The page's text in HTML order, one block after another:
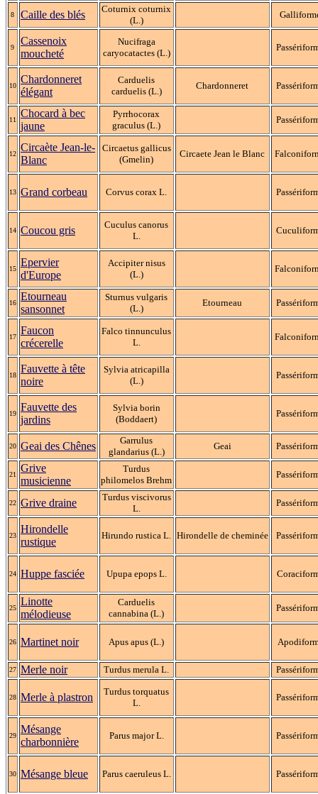
8 Caille des blés
Coturnix coturnix
(L.)
9
Cassenoix
moucheté
Nucifraga
caryocatactes (L.)
10
Chardonneret
élégant
Carduelis
carduelis (L.)
Chardonneret
11
Chocard à bec
jaune
Pyrrhocorax
graculus (L.)
12
Circaète Jean-le-
Blanc
Circaetus gallicus
(Gmelin)
Circaete Jean le Blanc
13 Grand corbeau Corvus corax L.
14 Coucou gris
Cuculus canorus
L.
15
Epervier
d'Europe
Accipiter nisus
(L.)
16
Etourneau
sansonnet
Sturnus vulgaris
(L.)
Etourneau
17
Faucon
crécerelle
Falco tinnunculus
L.
18
Fauvette à tête
noire
Sylvia atricapilla
(L.)
19
Fauvette des
jardins
Sylvia borin
(Boddaert)
20 Geai des Chênes
Garrulus
glandarius (L.)
Geai
21
Grive
musicienne
Turdus
philomelos Brehm
22 Grive draine
Turdus viscivorus
L.
23
Hirondelle
rustique
Hirundo rustica L. Hirondelle de cheminée
24 Huppe fasciée Upupa epops L.
25
Linotte
mélodieuse
Carduelis
cannabina (L.)
26 Martinet noir Apus apus (L.)
27 Merle noir Turdus merula L.
28 Merle à plastron
Turdus torquatus
L.
29
Mésange
charbonnière
Parus major L.
30 Mésange bleue Parus caeruleus L.